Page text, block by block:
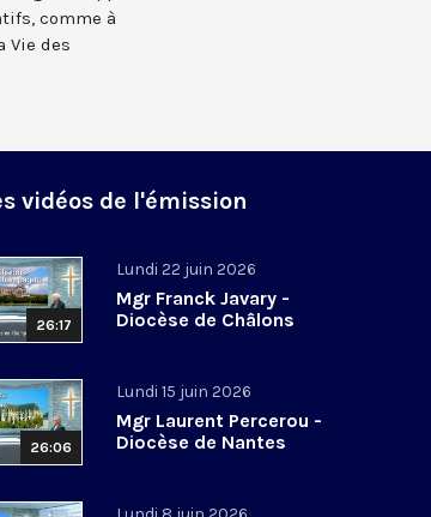
comme à
Vie des
vidéos de l'émission
26:17
Lundi 22 juin 2026
Mgr Franck Javary -
Diocèse de Châlons
26:06
Lundi 15 juin 2026
Mgr Laurent Percerou -
Diocèse de Nantes